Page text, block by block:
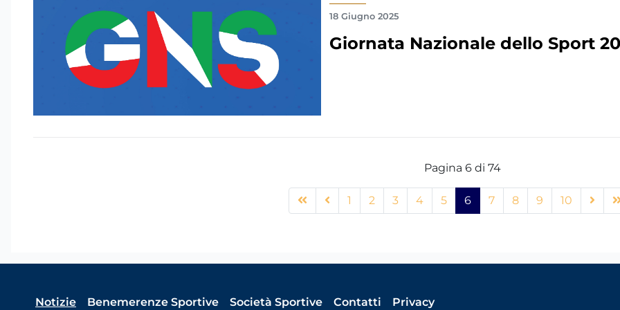
18 Giugno 2025
Giornata Nazionale dello Sport
Pagina 6 di 74
1 2 3 4 5 6 7 8 9 10
Notizie Benemerenze Sportive Società Sportive Contatti Privacy